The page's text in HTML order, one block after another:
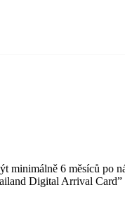
minimálně 6 měsíců po
Digital Arrival Card”